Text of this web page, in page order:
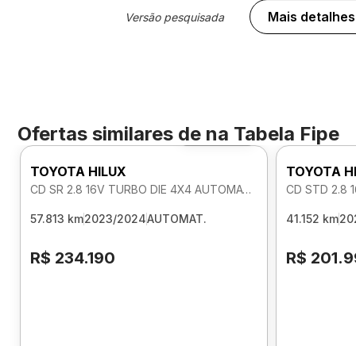
Versão pesquisada Mais detalhes
Ofertas similares de na Tabela Fipe
Foto 360º
TOYOTA HILUX
CD SR 2.8 16V TURBO DIE 4X4 AUTOMATICO
57.813 km2023/2024AUTOMAT.
R$ 234.190
TOYOTA
CD STD 2.8
41.152 km
R$